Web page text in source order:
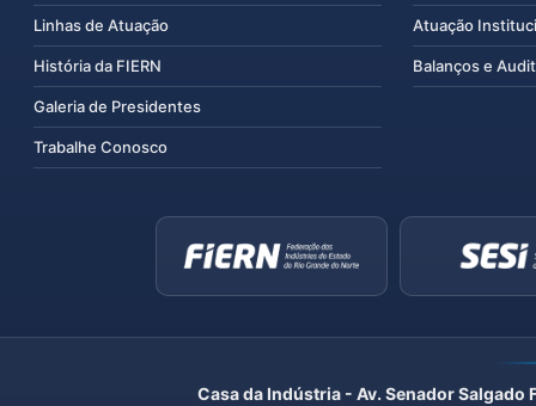
Linhas de Atuação
História da FIERN
Galeria de Presidentes
Trabalhe Conosco
Atuação
Balanços e
Casa da Indústria - Av. Senador